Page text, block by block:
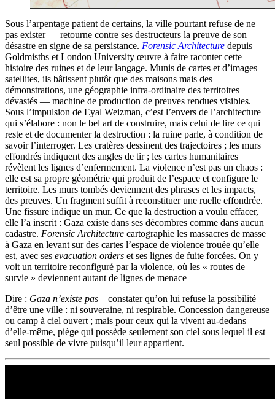
Sous l’arpentage patient de certains, la ville pourtant refuse de ne
pas exister — retourne contre ses destructeurs la preuve de son
désastre en signe de sa persistance. Forensic Architecture depuis
Goldmisths et London University œuvre à faire raconter cette
histoire des ruines et de leur langage. Munis de cartes et d’images
satellites, ils bâtissent plutôt que des maisons mais des
démonstrations, une géographie infra-ordinaire des territoires
dévastés — machine de production de preuves rendues visibles.
Sous l’impulsion de Eyal Weizman, c’est l’envers de l’architecture
qui s’élabore : non le bel art de construire, mais celui de lire ce qui
reste et de documenter la destruction : la ruine parle, à condition de
savoir l’interroger. Les cratères dessinent des trajectoires ; les murs
effondrés indiquent des angles de tir ; les cartes humanitaires
révèlent les lignes d’enfermement. La violence n’est pas un chaos :
elle est sa propre géométrie qui produit de l’espace et configure le
territoire. Les murs tombés deviennent des phrases et les impacts,
des preuves. Un fragment suffit à reconstituer une ruelle effondrée.
Une fissure indique un mur. Ce que la destruction a voulu effacer,
elle l’a inscrit : Gaza existe dans ses décombres comme dans aucun
cadastre. Forensic Architecture cartographie les massacres de masse
à Gaza en levant sur des cartes l’espace de violence trouée qu’elle
est, avec ses evacuation orders et ses lignes de fuite forcées. On y
voit un territoire reconfiguré par la violence, où les « routes de
survie » deviennent autant de lignes de menace
Dire : Gaza n’existe pas – constater qu’on lui refuse la possibilité
d’être une ville : ni souveraine, ni respirable. Concession dangereuse
ou camp à ciel ouvert ; mais pour ceux qui la vivent au-dedans
d’elle-même, piège qui possède seulement son ciel sous lequel il est
seul possible de vivre puisqu’il leur appartient.